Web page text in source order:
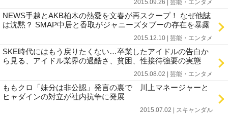
2015.09.26 | 芸能・エンタメ
NEWS手越とAKB柏木の熱愛を文春が再スクープ！ なぜ他誌
は沈黙？ SMAP中居と香取がジャニーズタブーの存在を暴露
2015.12.10 | 芸能・エンタメ
SKE時代にはもう戻りたくない…卒業したアイドルの告白か
ら見る、アイドル業界の過酷さ、貧困、性接待強要の実態
2015.08.02 | 芸能・エンタメ
ももクロ「妹分は非公認」発言の裏で 川上マネージャーと
ヒャダインの対立が社内抗争に発展
2015.07.02 | スキャンダル